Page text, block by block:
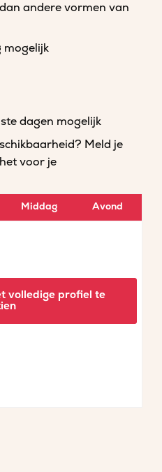
andere vormen van
mogelijk
dagen mogelijk
Meld je
voor je
Middag Avond
volledige profiel te